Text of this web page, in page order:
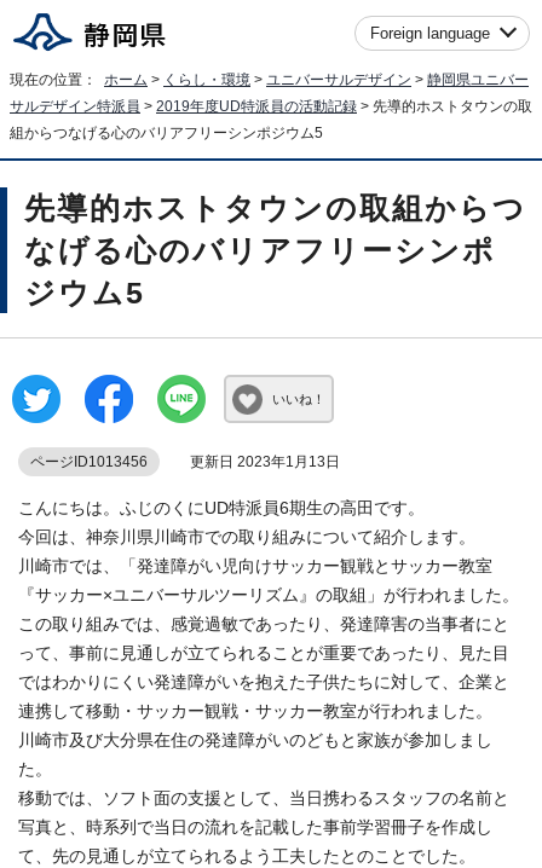
Foreign language
現在の位置： ホーム > くらし・環境 > ユニバーサルデザイン > 静岡県ユニバー
サルデザイン特派員 > 2019年度UD特派員の活動記録 > 先導的ホストタウンの取
組からつなげる心のバリアフリーシンポジウム5
先導的ホストタウンの取組からつ
なげる心のバリアフリーシンポ
ジウム5
いいね！
ページID1013456 更新日 2023年1月13日
こんにちは。ふじのくにUD特派員6期生の高田です。
今回は、神奈川県川崎市での取り組みについて紹介します。
川崎市では、「発達障がい児向けサッカー観戦とサッカー教室
『サッカー×ユニバーサルツーリズム』の取組」が行われました。
この取り組みでは、感覚過敏であったり、発達障害の当事者にと
って、事前に見通しが立てられることが重要であったり、見た目
ではわかりにくい発達障がいを抱えた子供たちに対して、企業と
連携して移動・サッカー観戦・サッカー教室が行われました。
川崎市及び大分県在住の発達障がいのどもと家族が参加しまし
た。
移動では、ソフト面の支援として、当日携わるスタッフの名前と
写真と、時系列で当日の流れを記載した事前学習冊子を作成し
て、先の見通しが立てられるよう工夫したとのことでした。